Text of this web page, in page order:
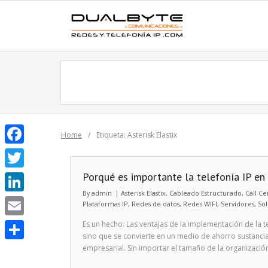
Home / Etiqueta: Asterisk Elastix
Porqué es importante la telefonía IP en
Byadmin Asterisk Elastix, Cableado Estructurado, Call
Plataformas IP, Redes de datos, Redes WIFI, Servidores,
Es un hecho. Las ventajas de la implementación de
sino que se convierte en un medio de ahorro
empresarial. Sin importar el tamaño de la
F
a
c
e
b
T
w
i
L
i
n
E